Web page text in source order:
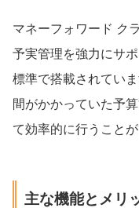
マネーフォワード ク
予実管理を強力にサ
標準で搭載されてい
間がかかっていた予
て効率的に行うことが
主な機能とメリ